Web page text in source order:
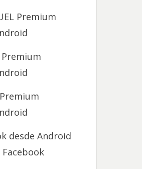
Premium
desde Android
Facebook